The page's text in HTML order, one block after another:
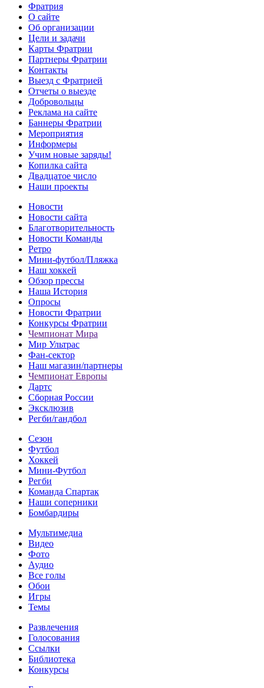
Фратрия
О сайте
Об организации
Цели и задачи
Карты Фратрии
Партнеры Фратрии
Контакты
Выезд с Фратрией
Отчеты о выезде
Добровольцы
Реклама на сайте
Баннеры Фратрии
Мероприятия
Информеры
Учим новые заряды!
Копилка сайта
Двадцатое число
Наши проекты
Новости
Новости сайта
Благотворительность
Новости Команды
Ретро
Мини-футбол/Пляжка
Наш хоккей
Обзор прессы
Наша История
Опросы
Новости Фратрии
Конкурсы Фратрии
Чемпионат Мира
Мир Ультрас
Фан-cектор
Наш магазин/партнеры
Чемпионат Европы
Дартс
Сборная России
Эксклюзив
Регби/гандбол
Сезон
Футбол
Хоккей
Мини-Футбол
Регби
Команда Спартак
Наши соперники
Бомбардиры
Мультимедиа
Видео
Фото
Аудио
Все голы
Обои
Игры
Темы
Развлечения
Голосования
Ссылки
Библиотека
Конкурсы